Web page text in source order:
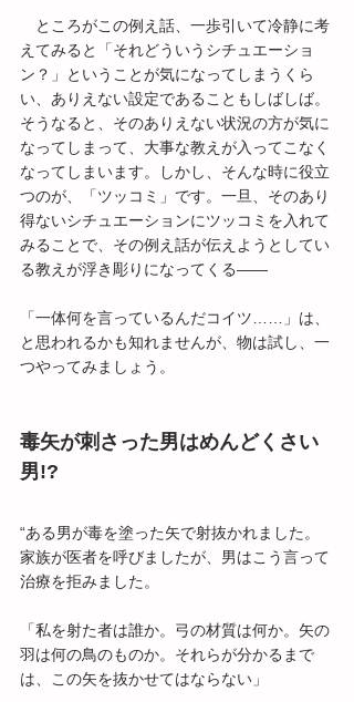
ところがこの例え話、一歩引いて冷静に考
えてみると「それどういうシチュエーショ
ン？」ということが気になってしまうくら
い、ありえない設定であることもしばしば。
そうなると、そのありえない状況の方が気に
なってしまって、大事な教えが入ってこなく
なってしまいます。しかし、そんな時に役立
つのが、「ツッコミ」です。一旦、そのあり
得ないシチュエーションにツッコミを入れて
みることで、その例え話が伝えようとしてい
る教えが浮き彫りになってくる――
「一体何を言っているんだコイツ……」は、
と思われるかも知れませんが、物は試し、一
つやってみましょう。
毒矢が刺さった男はめんどくさい
男!?
“ある男が毒を塗った矢で射抜かれました。
家族が医者を呼びましたが、男はこう言って
治療を拒みました。
「私を射た者は誰か。弓の材質は何か。矢の
羽は何の鳥のものか。それらが分かるまで
は、この矢を抜かせてはならない」